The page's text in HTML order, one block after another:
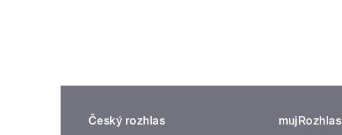
Český rozhlas mujRozhlas